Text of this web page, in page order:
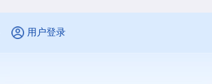
用户登录